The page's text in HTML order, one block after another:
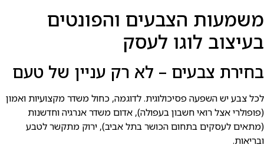
משמעות הצבעים והפונטים
בעיצוב לוגו לעסק
בחירת צבעים – לא רק עניין של טעם
לכל צבע יש השפעה פסיכולוגית. לדוגמה, כחול משדר מקצועיות ואמון
(פופולרי אצל רואי חשבון בעפולה), אדום משדר אנרגיה וחדשנות
(מתאים לעסקים בתחום הכושר בתל אביב), ירוק מתקשר לטבע
ובריאות.